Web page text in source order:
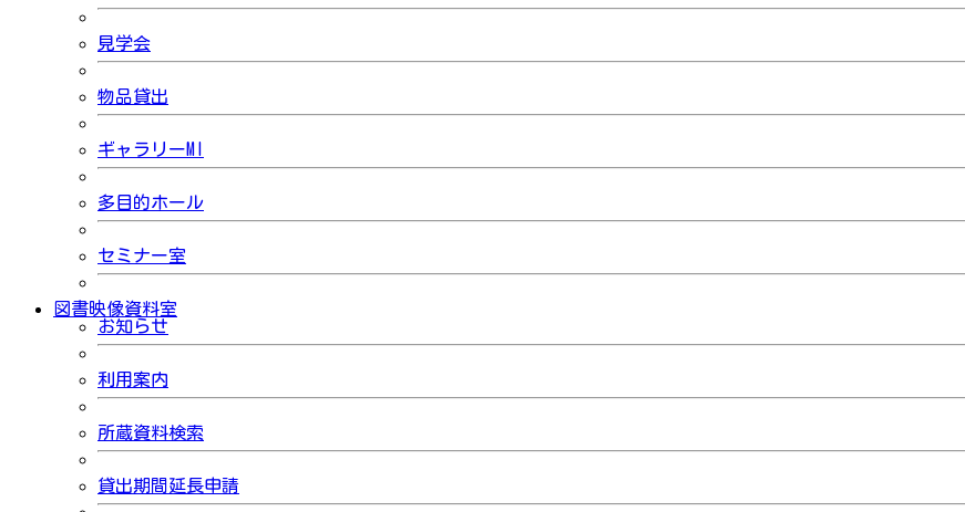
見学会
物品貸出
ギャラリーMI
多目的ホール
セミナー室
図書映像資料室
お知らせ
利用案内
所蔵資料検索
貸出期間延長申請